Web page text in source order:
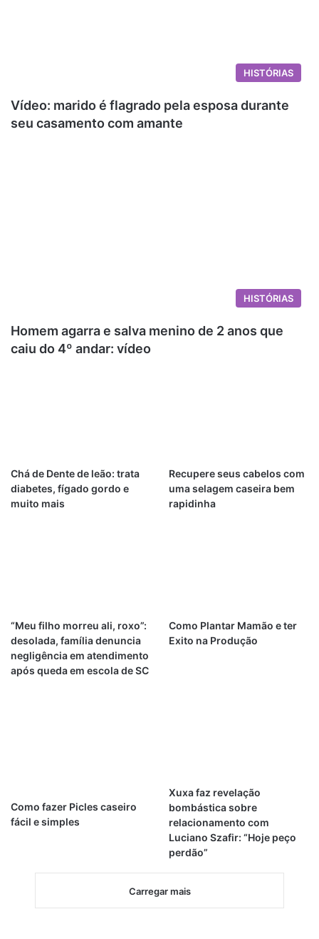
HISTÓRIAS
Vídeo: marido é flagrado pela esposa durante
seu casamento com amante
HISTÓRIAS
Homem agarra e salva menino de 2 anos que
caiu do 4º andar: vídeo
Chá de Dente de leão: trata
diabetes, fígado gordo e
muito mais
Recupere seus cabelos com
uma selagem caseira bem
rapidinha
“Meu filho morreu ali, roxo”:
desolada, família denuncia
negligência em atendimento
após queda em escola de SC
Como Plantar Mamão e ter
Exito na Produção
Como fazer Picles caseiro
fácil e simples
Xuxa faz revelação
bombástica sobre
relacionamento com
Luciano Szafir: “Hoje peço
perdão”
Carregar mais